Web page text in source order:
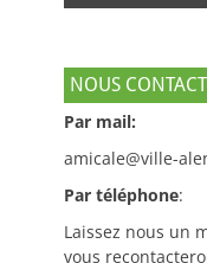
NOUS
Par mail:
amicale@ville-
Par téléphone:
Laissez nous un
vous